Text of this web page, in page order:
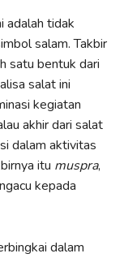
adalah tidak
salam. Takbir
satu bentuk dari
salat ini
kegiatan
akhir dari salat
dalam aktivitas
itu muspra,
kepada
dalam